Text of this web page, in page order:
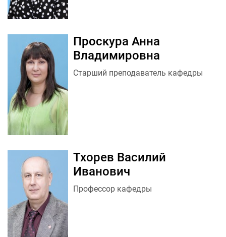
Проскура Анна
Владимировна
Старший преподаватель кафедры
Тхорев Василий
Иванович
Профессор кафедры